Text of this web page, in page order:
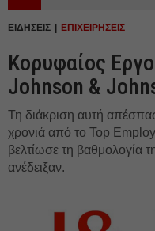
ΕΙΔΗΣΕΙΣ ΕΠΙΧΕΙΡΗΣΕΙΣ
Κορυφαίος
Johnson &
Τη διάκριση αυτή
χρονιά από το Top
βελτίωσε τη βαθμολογία
ανέδειξαν.